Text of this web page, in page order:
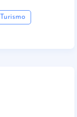
Turismo